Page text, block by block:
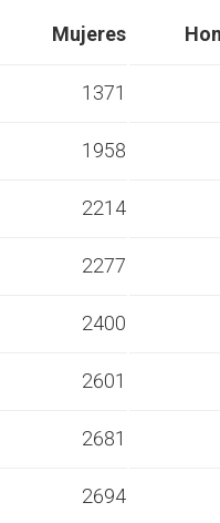
Mujeres
1371
1958
2214
2277
2400
2601
2681
2694